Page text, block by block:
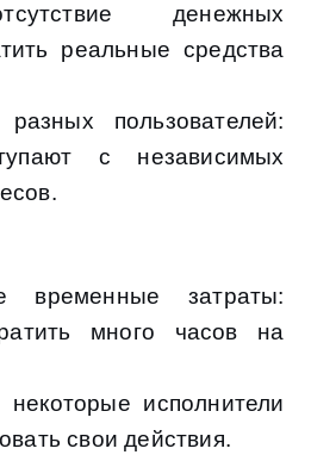
денежных
реальные средства
пользователей:
с независимых
временные затраты:
много часов на
исполнители
свои действия.